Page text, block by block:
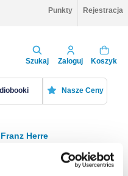
Punkty Rejestracja
Szukaj Zaloguj Koszyk
Nasze Ceny
Herre
Sortuj